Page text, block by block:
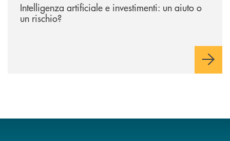
Intelligenza artificiale e investimenti: un aiuto o
un rischio?